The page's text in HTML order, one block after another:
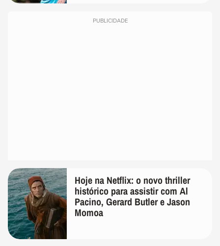
PUBLICIDADE
Hoje na Netflix: o novo thriller
histórico para assistir com Al
Pacino, Gerard Butler e Jason
Momoa